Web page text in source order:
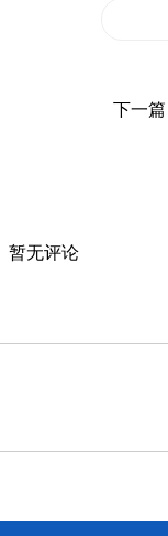
下一篇
暂无评论